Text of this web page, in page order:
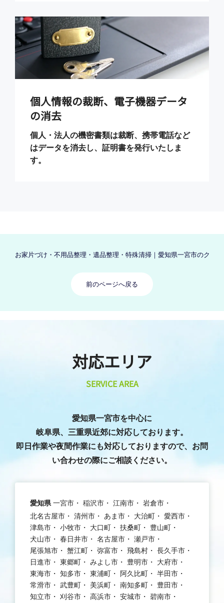
個人情報の裁断、電子機器データ
の消去
個人・法人の機密書類は裁断、携帯電話など
はデータを消去し、証明書を発行いたしま
す。
お家片づけ・不用品整理・遺品整理・特殊清掃｜愛知県一宮市のクリ
前のページへ戻る
対応エリア
SERVICE AREA
愛知県一宮市を中心に
岐阜県、三重県近郊に対応しております。
即日作業や夜間作業にも対応しておりますので、お問
い合わせの際にご相談ください。
愛知県 一宮市 稲沢市 江南市
岩倉市
北名古屋市
清州市 あま市 大治町
愛西市
津島市
小牧市 大口町 扶桑町
豊山町
犬山市
春日井市 名古屋市
瀬戸市
尾張旭市
蟹江町 弥富市 飛島村
長久手市
日進市
東郷町 みよし市 豊明市
大府市
東海市
知多市 東浦町 阿久比町
半田市
常滑市
武豊町 美浜町 南知多町
豊田市
知立市
刈谷市 高浜市 安城市
碧南市